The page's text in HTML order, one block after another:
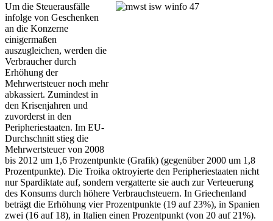
Um die Steuerausfälle
infolge von Geschenken
an die Konzerne
einigermaßen
auszugleichen, werden die
Verbraucher durch
Erhöhung der
Mehrwertsteuer noch mehr
abkassiert. Zumindest in
den Krisenjahren und
zuvorderst in den
Peripheriestaaten. Im EU-
Durchschnitt stieg die
Mehrwertsteuer von 2008
bis 2012 um 1,6 Prozentpunkte (Grafik) (gegenüber 2000 um 1,8
Prozentpunkte). Die Troika oktroyierte den Peripheriestaaten nicht
nur Spardiktate auf, sondern vergatterte sie auch zur Verteuerung
des Konsums durch höhere Verbrauchsteuern. In Griechenland
beträgt die Erhöhung vier Prozentpunkte (19 auf 23%), in Spanien
zwei (16 auf 18), in Italien einen Prozentpunkt (von 20 auf 21%).